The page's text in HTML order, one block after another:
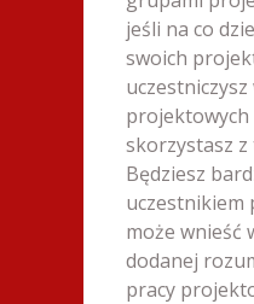
jeśli na co
swoich
skorzystasz
Będziesz
może wnieść
dodanej
pracy